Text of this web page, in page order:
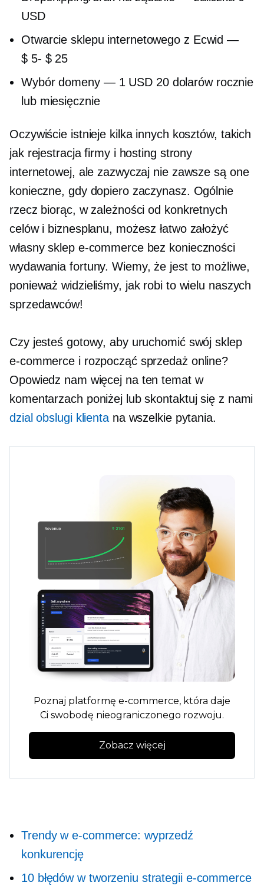
USD
Otwarcie sklepu internetowego z Ecwid —
$ 5- $ 25
Wybór domeny — 1 USD 20 dolarów rocznie
lub miesięcznie
Oczywiście istnieje kilka innych kosztów, takich
jak rejestracja firmy i hosting strony
internetowej, ale zazwyczaj nie zawsze są one
konieczne, gdy dopiero zaczynasz. Ogólnie
rzecz biorąc, w zależności od konkretnych
celów i biznesplanu, możesz łatwo założyć
własny sklep e-commerce bez konieczności
wydawania fortuny. Wiemy, że jest to możliwe,
ponieważ widzieliśmy, jak robi to wielu naszych
sprzedawców!
Czy jesteś gotowy, aby uruchomić swój sklep
e-commerce i rozpocząć sprzedaż online?
Opowiedz nam więcej na ten temat w
komentarzach poniżej lub skontaktuj się z nami
dzial obslugi klientana wszelkie pytania.
Poznaj platformę e-commerce, która daje
Ci swobodę nieograniczonego rozwoju.
Zobacz więcej
Trendy w e-commerce: wyprzedź
konkurencję
10 błędów w tworzeniu strategii e-commerce